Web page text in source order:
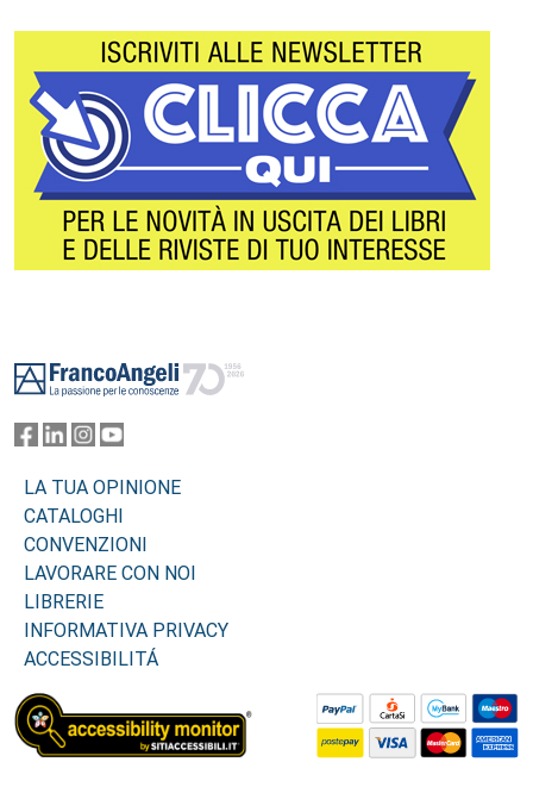
LA TUA OPINIONE
CATALOGHI
CONVENZIONI
LAVORARE CON NOI
LIBRERIE
INFORMATIVA PRIVACY
ACCESSIBILITÁ